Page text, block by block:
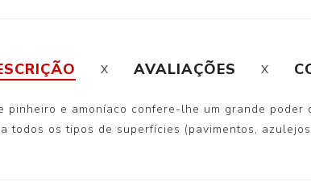
AVALIAÇÕES
e amoníaco confere-lhe um grande
todos os tipos de superfícies (pavimentos,